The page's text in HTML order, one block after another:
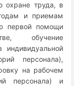
охране труда, в
и приемам
первой помощи
обучение
индивидуальной
персонала),
на рабочем
персонала) и